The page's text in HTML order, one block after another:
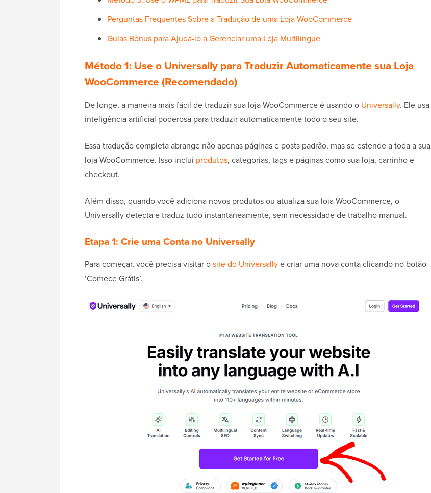
Perguntas Frequentes Sobre a Tradução de uma Loja WooCommerce
Guias Bônus para Ajudá-lo a Gerenciar uma Loja Multilíngue
Método 1: Use o Universally para Traduzir Automaticamente sua Loja
WooCommerce (Recomendado)
De longe, a maneira mais fácil de traduzir sua loja WooCommerce é usando o Universally. Ele usa
inteligência artificial poderosa para traduzir automaticamente todo o seu site.
Essa tradução completa abrange não apenas páginas e posts padrão, mas se estende a toda a sua
loja WooCommerce. Isso inclui produtos, categorias, tags e páginas como sua loja, carrinho e
checkout.
Além disso, quando você adiciona novos produtos ou atualiza sua loja WooCommerce, o
Universally detecta e traduz tudo instantaneamente, sem necessidade de trabalho manual.
Etapa 1: Crie uma Conta no Universally
Para começar, você precisa visitar osite do Universallye criar uma nova conta clicando no botão
‘Comece Grátis’.